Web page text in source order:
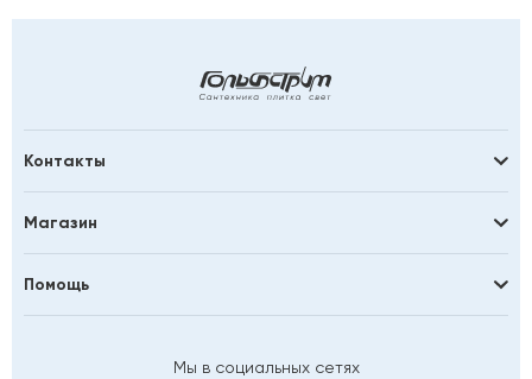
Контакты
Магазин
Помощь
Мы в социальных сетях